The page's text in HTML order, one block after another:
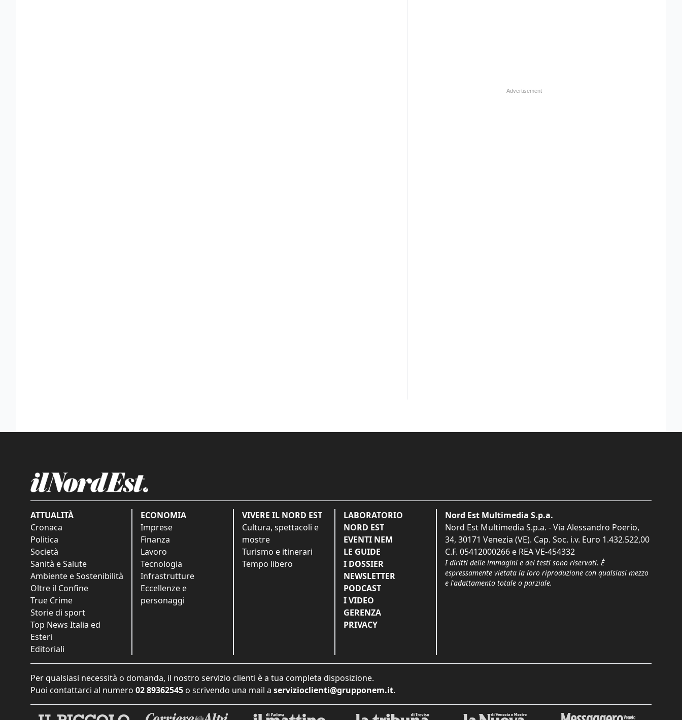
ATTUALITÀ
Cronaca
Politica
Società
Sanità e Salute
Ambiente e Sostenibilità
Oltre il Confine
True Crime
Storie di sport
Top News Italia ed
Esteri
Editoriali
ECONOMIA
Imprese
Finanza
Lavoro
Tecnologia
Infrastrutture
Eccellenze e
personaggi
VIVERE IL NORD EST
Cultura, spettacoli e
mostre
Turismo e itinerari
Tempo libero
LABORATORIO
NORD EST
EVENTI NEM
LE GUIDE
I DOSSIER
NEWSLETTER
PODCAST
I VIDEO
GERENZA
PRIVACY
Nord Est Multimedia S.p.a.
Nord Est Multimedia S.p.a. - Via Alessandro Poerio,
34, 30171 Venezia (VE). Cap. Soc. i.v. Euro 1.432.522,00
C.F. 05412000266 e REA VE-454332
I diritti delle immagini e dei testi sono riservati. È
espressamente vietata la loro riproduzione con qualsiasi mezzo
e l'adattamento totale o parziale.
Per qualsiasi necessità o domanda, il nostro servizio clienti è a tua completa disposizione.
Puoi contattarci al numero 02 89362545 o scrivendo una mail a servizioclienti@grupponem.it.